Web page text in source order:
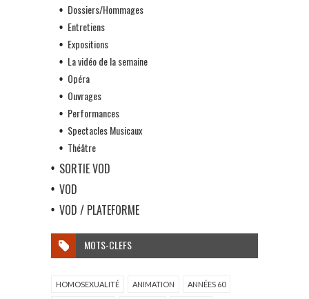
Dossiers/Hommages
Entretiens
Expositions
La vidéo de la semaine
Opéra
Ouvrages
Performances
Spectacles Musicaux
Théâtre
SORTIE VOD
VOD
VOD / PLATEFORME
MOTS-CLEFS
HOMOSEXUALITÉ ANIMATION ANNÉES 60